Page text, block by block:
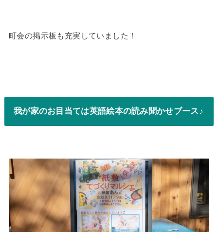
町会の掲示板も充実していました！
我が家のお目当ては英語絵本の読み聞かせブース♪